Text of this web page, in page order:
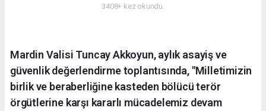
3408+ kez okundu.
Mardin Valisi Tuncay Akkoyun, aylık asayiş ve
güvenlik değerlendirme toplantısında, "Milletimizin
birlik ve beraberliğine kasteden bölücü terör
örgütlerine karşı kararlı mücadelemiz devam